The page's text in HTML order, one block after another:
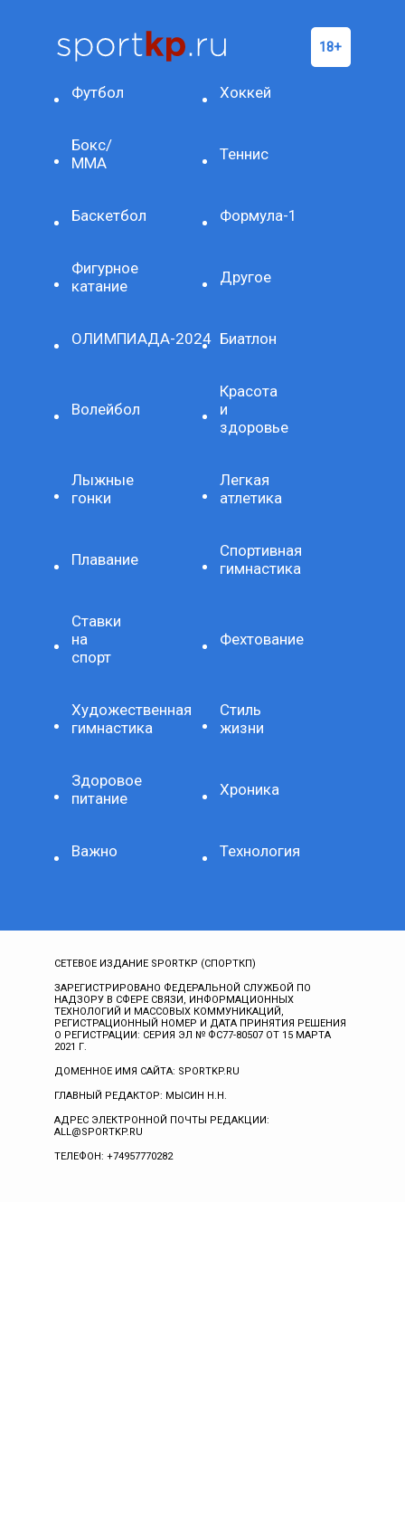
Футбол Хоккей
Бокс/
ММА
Теннис
Баскетбол Формула-1
Фигурное
катание
Другое
ОЛИМПИАДА-2024 Биатлон
Волейбол
Красота
и
здоровье
Лыжные
гонки
Легкая
атлетика
Плавание
Спортивная
гимнастика
Ставки
на
спорт
Фехтование
Художественная
гимнастика
Стиль
жизни
Здоровое
питание
Хроника
Важно Технология
СЕТЕВОЕ ИЗДАНИЕ SPORTKP (СПОРТКП)
ЗАРЕГИСТРИРОВАНО ФЕДЕРАЛЬНОЙ СЛУЖБОЙ ПО
НАДЗОРУ В СФЕРЕ СВЯЗИ, ИНФОРМАЦИОННЫХ
ТЕХНОЛОГИЙ И МАССОВЫХ КОММУНИКАЦИЙ,
РЕГИСТРАЦИОННЫЙ НОМЕР И ДАТА ПРИНЯТИЯ РЕШЕНИЯ
О РЕГИСТРАЦИИ: СЕРИЯ ЭЛ № ФС77-80507 ОТ 15 МАРТА
2021 Г.
ДОМЕННОЕ ИМЯ САЙТА: SPORTKP.RU
ГЛАВНЫЙ РЕДАКТОР: МЫСИН Н.Н.
АДРЕС ЭЛЕКТРОННОЙ ПОЧТЫ РЕДАКЦИИ:
ALL@SPORTKP.RU
ТЕЛЕФОН: +74957770282